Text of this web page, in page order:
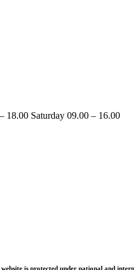
18.00 Saturday 09.00 – 16.00
is protected under national and